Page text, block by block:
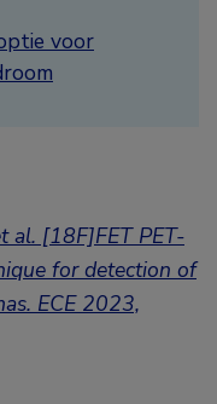
voor
al. [18F]FET PET-
for detection of
ECE 2023,